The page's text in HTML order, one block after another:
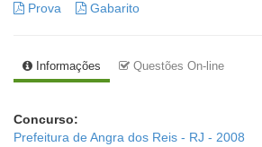
Prova Gabarito
Informações Questões On-line
Concurso:
Prefeitura de Angra dos Reis - RJ - 2008